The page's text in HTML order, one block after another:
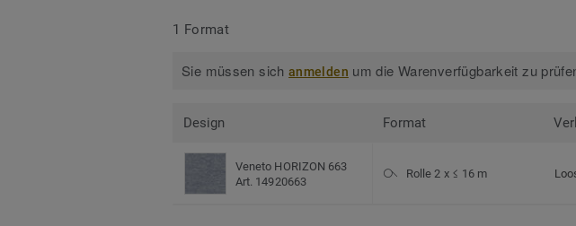
1 Format
Sie müssen sichanmelden um die Warenverfügbarkeit zu
Design Format
Veneto HORIZON 663
Art. 14920663
Rolle 2 x ≤ 16 m